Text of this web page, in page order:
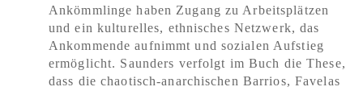
Ankömmlinge haben Zugang zu Arbeitsplätzen
und ein kulturelles, ethnisches Netzwerk, das
Ankommende aufnimmt und sozialen Aufstieg
ermöglicht. Saunders verfolgt im Buch die These,
dass die chaotisch-anarchischen Barrios, Favelas